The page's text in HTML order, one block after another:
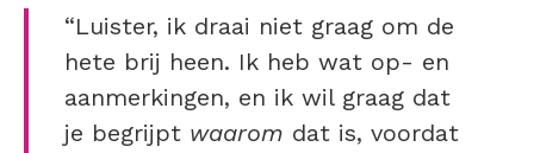
“Luister, ik draai niet graag om de
hete brij heen. Ik heb wat op- en
aanmerkingen, en ik wil graag dat
je begrijpt waarom dat is, voordat